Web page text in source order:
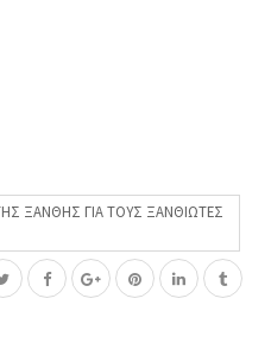
ΞΑΝΘΗΣ ΓΙΑ ΤΟΥΣ ΞΑΝΘΙΩΤΕΣ